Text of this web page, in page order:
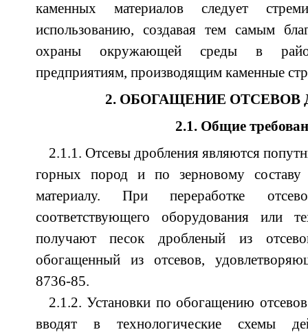
каменных материалов следует
использованию, создавая тем самым
охраны окружающей среды в
предприятиям, производящим каменные
2. ОБОГАЩЕНИЕ ОТСЕВОВ
2.1. Общие
2.1.1. Отсевы дробления являются
горных пород и по зерновому составу
материалу. При переработке
соответствующего оборудования или
получают песок дробленый из
обогащенный из отсевов,
8736-85.
2.1.2. Установки по обогащению
вводят в технологические схемы